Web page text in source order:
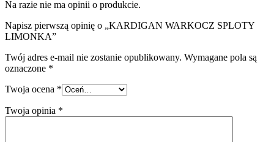
Na razie nie ma opinii o produkcie.
Napisz pierwszą opinię o „KARDIGAN WARKOCZ SPLOTY
LIMONKA”
Twój adres e-mail nie zostanie opublikowany. Wymagane pola są
oznaczone *
Twoja ocena *
Twoja opinia *